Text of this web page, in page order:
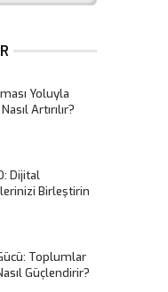
Yoluyla
Artırılır?
Dijital
Birleştirin
Toplumlar
Güçlendirir?